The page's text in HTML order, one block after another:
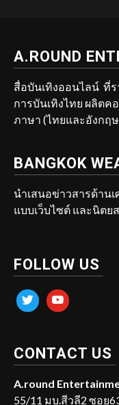
A.ROUND
สื่อบันเทิงออนไลน์ ที่
การบันเทิงไทย ผลิต
ภาษา (ไทยและอังกฤ
BANGKOK
นำเสนอข่าวสารด้าน
แบบเว็บไซต์ และนิตย
FOLLOW US
twitter youtube
CONTACT US
A.round
55/11 มบ.สีวลี2 ซอย